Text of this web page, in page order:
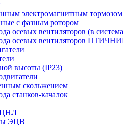
электромагнитным тормозом
с фазным ротором
осевых вентиляторов (в
осевых вентиляторов
высоты (IP23)
скольжением
станков-качалок
ЦНЛ
ЭЦВ